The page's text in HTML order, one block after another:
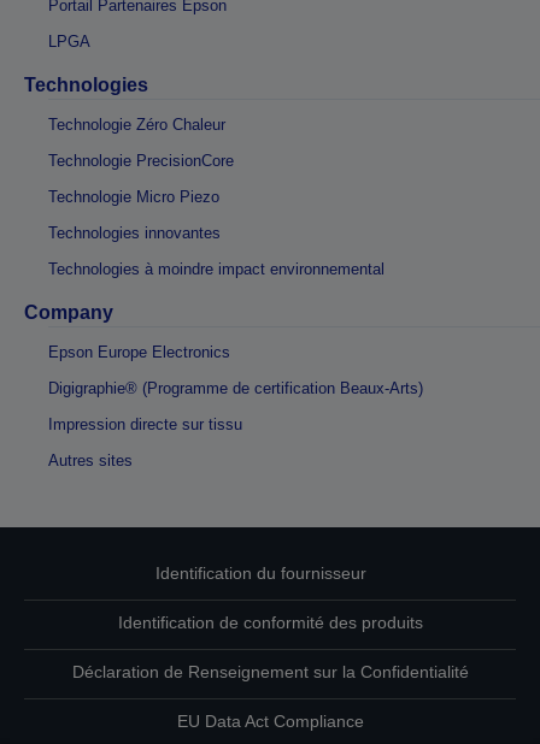
Portail Partenaires Epson
LPGA
Technologies
Technologie Zéro Chaleur
Technologie PrecisionCore
Technologie Micro Piezo
Technologies innovantes
Technologies à moindre impact environnemental
Company
Epson Europe Electronics
Digigraphie® (Programme de certification Beaux-Arts)
Impression directe sur tissu
Autres sites
Identification du fournisseur
Identification de conformité des produits
Déclaration de Renseignement sur la Confidentialité
EU Data Act Compliance